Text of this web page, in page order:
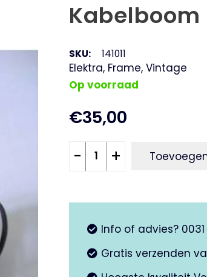
SKU: 141011
Elektra, Frame, Vintage
Op voorraad
€35,00
Kabelboom
- +
Info of advies?
Gratis verzenden